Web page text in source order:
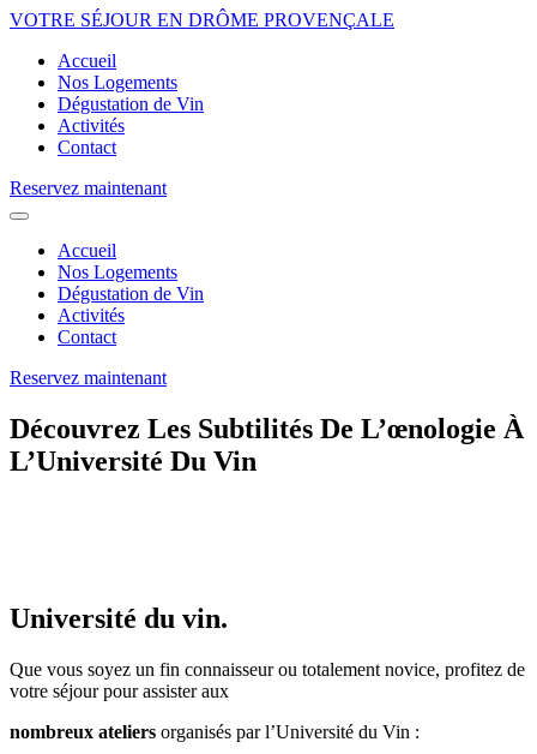
VOTRE SÉJOUR EN DRÔME PROVENÇALE
Accueil
Nos Logements
Dégustation de Vin
Activités
Contact
Reservez maintenant
Accueil
Nos Logements
Dégustation de Vin
Activités
Contact
Reservez maintenant
Découvrez Les Subtilités De L’œnologie À
L’Université Du Vin
Université du vin.
Que vous soyez un fin connaisseur ou totalement novice, profitez de
votre séjour pour assister aux
nombreux ateliers organisés par l’Université du Vin :